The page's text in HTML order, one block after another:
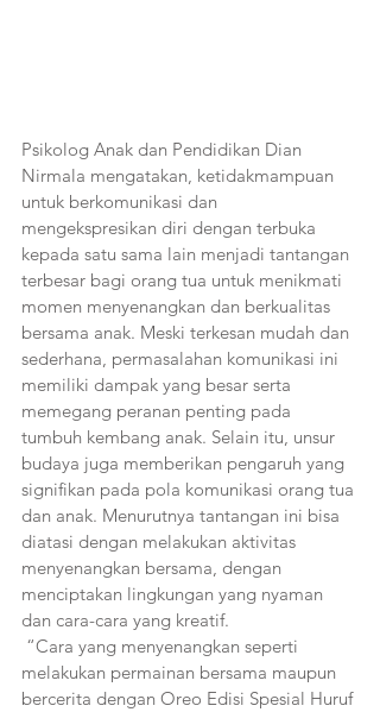
Psikolog Anak dan Pendidikan Dian
Nirmala mengatakan, ketidakmampuan
untuk berkomunikasi dan
mengekspresikan diri dengan terbuka
kepada satu sama lain menjadi tantangan
terbesar bagi orang tua untuk menikmati
momen menyenangkan dan berkualitas
bersama anak. Meski terkesan mudah dan
sederhana, permasalahan komunikasi ini
memiliki dampak yang besar serta
memegang peranan penting pada
tumbuh kembang anak. Selain itu, unsur
budaya juga memberikan pengaruh yang
signifikan pada pola komunikasi orang tua
dan anak. Menurutnya tantangan ini bisa
diatasi dengan melakukan aktivitas
menyenangkan bersama, dengan
menciptakan lingkungan yang nyaman
dan cara-cara yang kreatif.
melakukan permainan bersama maupun
bercerita dengan Oreo Edisi Spesial Huruf